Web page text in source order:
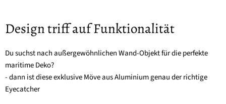
Design triff auf Funktionalität
Du suchst nach außergewöhnlichen Wand-Objekt für die perfekte
maritime Deko?
- dann ist diese exklusive Möve aus Aluminium genau der richtige
Eyecatcher